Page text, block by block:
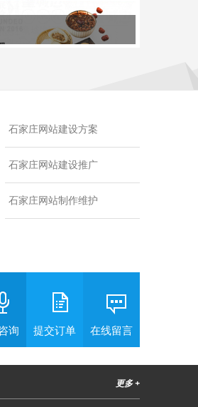
石家庄网站建设方案
石家庄网站建设推广
石家庄网站制作维护
询 提交订单 在线留言
更多 +